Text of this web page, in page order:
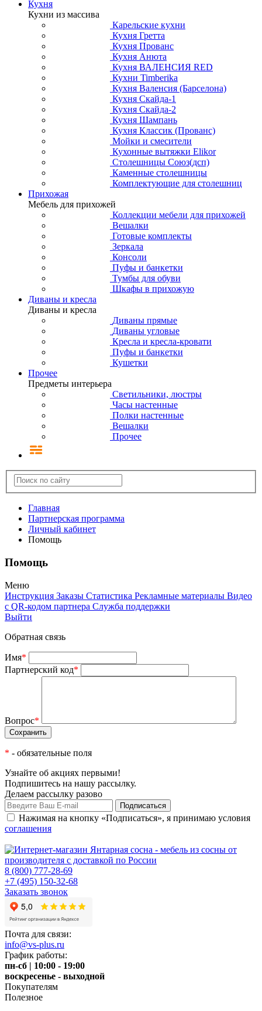
Кухня
Кухни из массива
Карельские кухни
Кухня Гретта
Кухня Прованс
Кухня Анюта
Кухня ВАЛЕНСИЯ RED
Кухни Timberika
Кухня Валенсия (Барселона)
Кухня Скайда-1
Кухня Скайда-2
Кухня Шампань
Кухня Классик (Прованс)
Мойки и смесители
Кухонные вытяжки Elikor
Столешницы Союз(дсп)
Каменные столешницы
Комплектующие для столешниц
Прихожая
Мебель для прихожей
Коллекции мебели для прихожей
Вешалки
Готовые комплекты
Зеркала
Консоли
Пуфы и банкетки
Тумбы для обуви
Шкафы в прихожую
Диваны и кресла
Диваны и кресла
Диваны прямые
Диваны угловые
Кресла и кресла-кровати
Пуфы и банкетки
Кушетки
Прочее
Предметы интерьера
Светильники, люстры
Часы настенные
Полки настенные
Вешалки
Прочее
Главная
Партнерская программа
Личный кабинет
Помощь
Помощь
Меню
Инструкция Заказы Статистика Рекламные материалы Видео
с QR-кодом партнера Служба поддержки
Выйти
Обратная связь
Имя*
Партнерский код*
Вопрос*
* - обязательные поля
Узнайте об акциях первыми!
Подпишитесь на нашу рассылку.
Делаем рассылку разово
Нажимая на кнопку «Подписаться», я принимаю условия
соглашения
8 (800) 777-28-69
+7 (495) 150-32-68
Заказать звонок
Почта для связи:
info@vs-plus.ru
График работы:
пн-сб | 10:00 - 19:00
воскресенье - выходной
Покупателям
Полезное